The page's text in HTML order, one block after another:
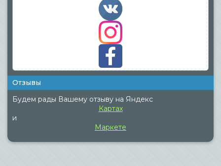
Отзывы
Будем рады Вашему отзыву на Яндекс
Картах
и
Маркете